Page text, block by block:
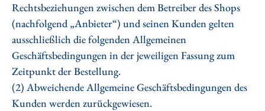
Rechtsbeziehungen zwischen dem Betreiber des Shops
(nachfolgend „Anbieter“) und seinen Kunden gelten
ausschließlich die folgenden Allgemeinen
Geschäftsbedingungen in der jeweiligen Fassung zum
Zeitpunkt der Bestellung.
(2) Abweichende Allgemeine Geschäftsbedingungen des
Kunden werden zurückgewiesen.